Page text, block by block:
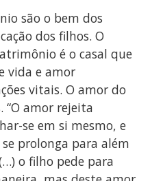
são o bem dos
dos filhos. O
é o casal que
vida e amor
vitais. O amor do
“O amor rejeita
se em si mesmo, e
prolonga para além
o filho pede para